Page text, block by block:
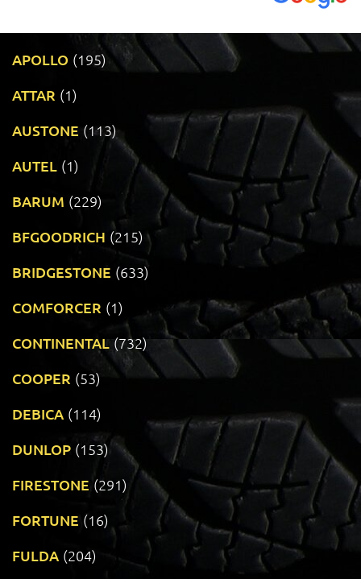
APOLLO (195)
ATTAR (1)
AUSTONE (113)
AUTEL (1)
BARUM (229)
BFGOODRICH (215)
BRIDGESTONE (633)
COMFORCER (1)
CONTINENTAL (732)
COOPER (53)
DEBICA (114)
DUNLOP (153)
FIRESTONE (291)
FORTUNE (16)
FULDA (204)